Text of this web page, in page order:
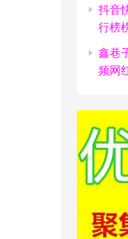
抖音
行榜
鑫巷
频网